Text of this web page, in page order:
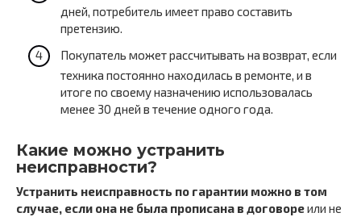
дней, потребитель имеет право составить
претензию.
Покупатель может рассчитывать на возврат, если
техника постоянно находилась в ремонте, и в
итоге по своему назначению использовалась
менее 30 дней в течение одного года.
Какие можно устранить
неисправности?
Устранить неисправность по гарантии можно в том
случае, если она не была прописана в договореили не